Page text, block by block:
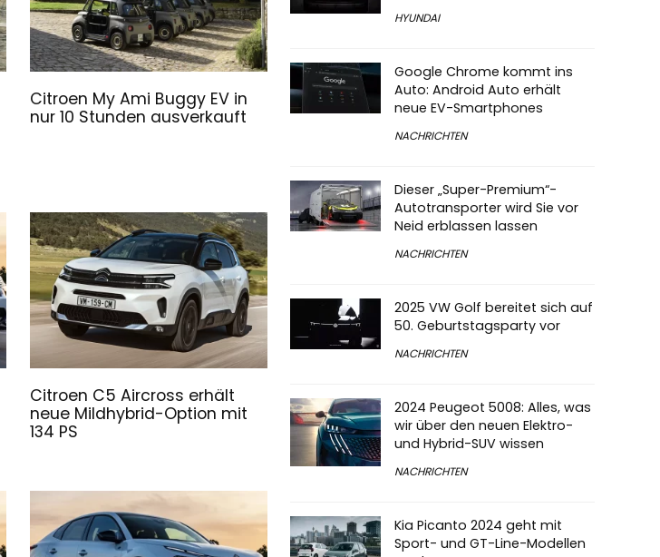
Citroen My Ami Buggy EV in
nur 10 Stunden ausverkauft
Citroen C5 Aircross erhält
neue Mildhybrid-Option mit
134 PS
HYUNDAI
Google Chrome kommt ins
Auto: Android Auto erhält
neue EV-Smartphones
NACHRICHTEN
Dieser „Super-Premium“-
Autotransporter wird Sie vor
Neid erblassen lassen
NACHRICHTEN
2025 VW Golf bereitet sich auf
50. Geburtstagsparty vor
NACHRICHTEN
2024 Peugeot 5008: Alles, was
wir über den neuen Elektro-
und Hybrid-SUV wissen
NACHRICHTEN
Kia Picanto 2024 geht mit
Sport- und GT-Line-Modellen